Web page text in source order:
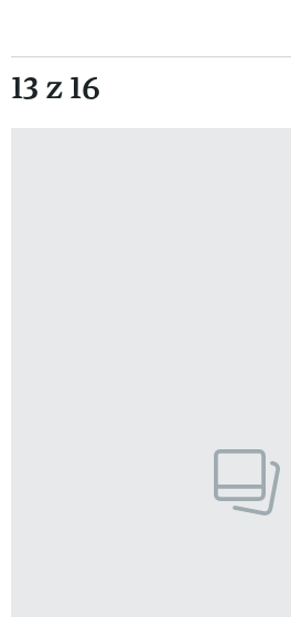
13 z 16